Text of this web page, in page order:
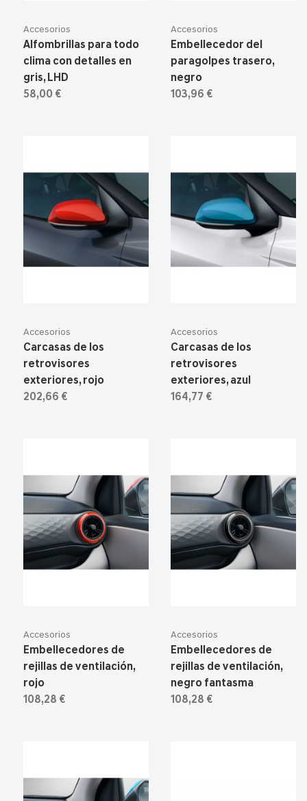
Accesorios
Alfombrillas para todo
clima con detalles en
gris, LHD
58,00 €
Accesorios
Embellecedor del
paragolpes trasero,
negro
103,96 €
Accesorios
Carcasas de los
retrovisores
exteriores, rojo
202,66 €
Accesorios
Carcasas de los
retrovisores
exteriores, azul
164,77 €
Accesorios
Embellecedores de
rejillas de ventilación,
rojo
108,28 €
Accesorios
Embellecedores de
rejillas de ventilación,
negro fantasma
108,28 €